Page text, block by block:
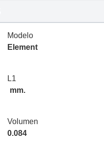
Modelo
Element
L1
mm.
Volumen
0.084